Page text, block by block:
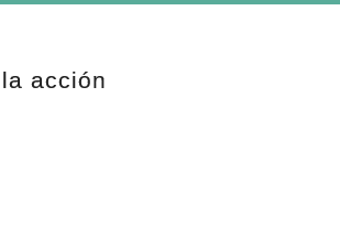
acción